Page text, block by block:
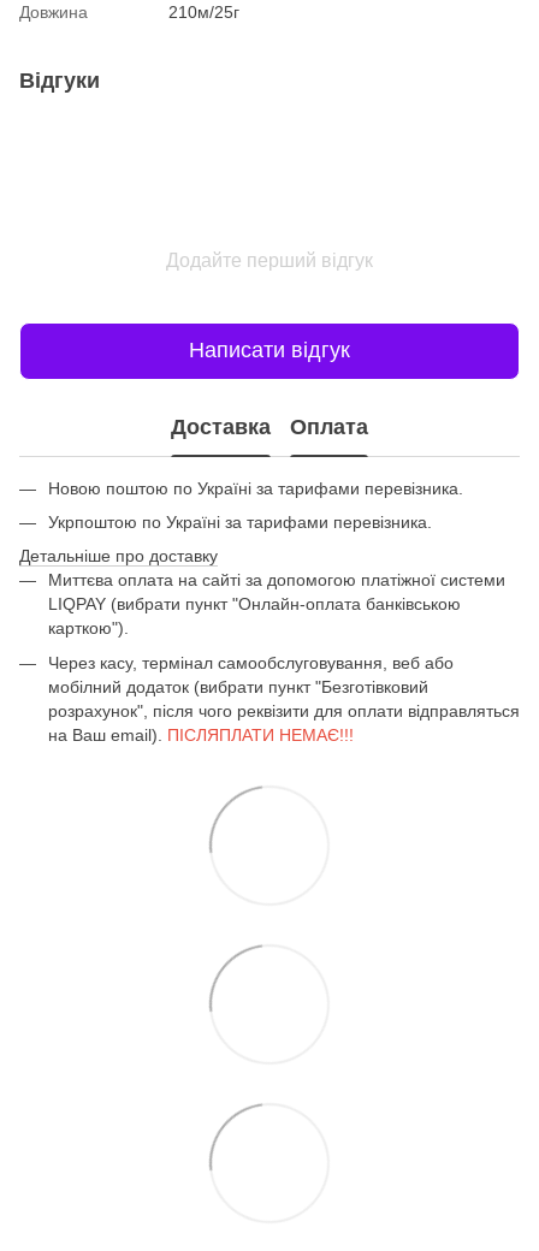
Довжина
210м/25г
Відгуки
Додайте перший відгук
Написати відгук
Доставка Оплата
Новою поштою по Україні за тарифами перевізника.
Укрпоштою по Україні за тарифами перевізника.
Детальніше про доставку
Миттєва оплата на сайті за допомогою платіжної системи
LIQPAY (вибрати пункт "Онлайн-оплата банківською
карткою").
Через касу, термінал самообслуговування, веб або
мобілний додаток (вибрати пункт "Безготівковий
розрахунок", після чого реквізити для оплати відправляться
на Ваш email). ПІСЛЯПЛАТИ НЕМАЄ!!!